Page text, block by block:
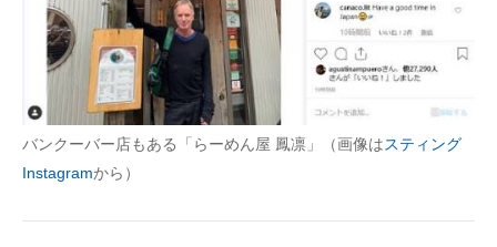
経営リーダーのコミュニティ
マーケ×ITの今がよく分かる
ITエンジニア向け専門サイト
バンクーバー店もある「らーめん屋 鳳凛」（画像はスティング
Instagramから）